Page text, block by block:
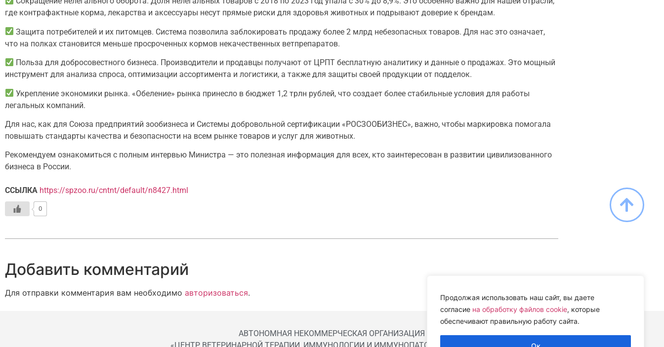
Продолжая использовать наш сайт, вы даете
согласие на обработку файлов cookie, которые
обеспечивают правильную работу сайта.
где контрафактные корма, лекарства и аксессуары несут прямые риски для здоровья животных и подрывают доверие к брендам.
Защита потребителей и их питомцев. Система позволила заблокировать продажу более 2 млрд небезопасных товаров. Для нас это означает,
что на полках становится меньше просроченных кормов некачественных ветпрепаратов.
Польза для добросовестного бизнеса. Производители и продавцы получают от ЦРПТ бесплатную аналитику и данные о продажах. Это мощный
инструмент для анализа спроса, оптимизации ассортимента и логистики, а также для защиты своей продукции от подделок.
Укрепление экономики рынка. «Обеление» рынка принесло в бюджет 1,2 трлн рублей, что создает более стабильные условия для работы
легальных компаний.
Для нас, как для Союза предприятий зообизнеса и Системы добровольной сертификации «РОСЗООБИЗНЕС», важно, чтобы маркировка помогала
повышать стандарты качества и безопасности на всем рынке товаров и услуг для животных.
Рекомендуем ознакомиться с полным интервью Министра — это полезная информация для всех, кто заинтересован в развитии цивилизованного
бизнеса в России.
ССЫЛКА https://spzoo.ru/cntnt/default/n8427.html
0
Добавить комментарий
Для отправки комментария вам необходимо авторизоваться.
АВТОНОМНАЯ НЕКОММЕРЧЕСКАЯ ОРГАНИЗАЦИЯ